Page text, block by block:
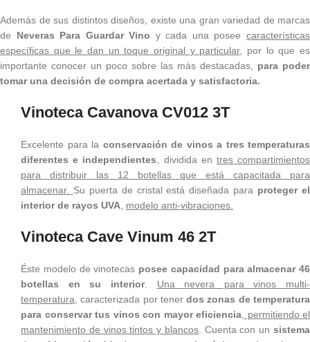
Además de sus distintos diseños, existe una gran variedad de marcas
de Neveras Para Guardar Vino y cada una poseecaracterísticas
específicas que le dan un toque original y particular, por lo que es
importante conocer un poco sobre las más destacadas, para poder
tomar una decisión de compra acertada y satisfactoria.
Vinoteca Cavanova CV012 3T
Excelente para la conservación de vinos a tres temperaturas
diferentes e independientes , dividida en tres compartimientos
para distribuir las 12 botellas que está capacitada para
almacenar. Su puerta de cristal está diseñada para proteger el
interior de rayos UVA modelo anti-vibraciones.
Vinoteca Cave Vinum 46 2T
Éste modelo de vinotecas posee capacidad para almacenar 46
botellas en su interior. Una nevera para vinos multi-
temperatura , caracterizada por tenerdos zonas de temperatura
para conservar tus vinos con mayor eficiencia , permitiendo el
mantenimiento de vinos tintos y blancos. Cuenta con unsistema